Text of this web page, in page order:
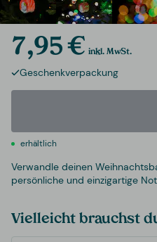
7,95 € inkl. MwSt.
Geschenkverpackung
erhältlich
Verwandle deinen
persönliche und einzigartige
Vielleicht brauchst